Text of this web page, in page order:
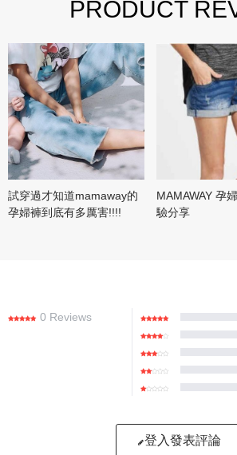
PRODUCT
試穿過才知道mamaway的
孕婦褲到底有多厲害!!!!
MAMAWAY 孕
驗分享
0 Reviews
登入發表評論